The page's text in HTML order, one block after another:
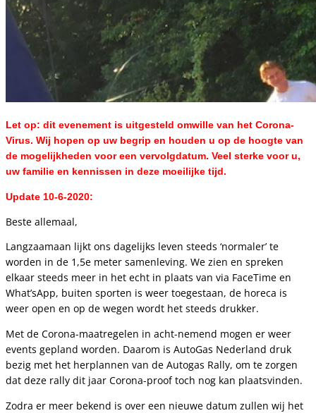
Let op: dit evenement is uitgesteld omwille van het Corona-
Virus. Wij hopen op uw begrip en houden u op de hoogte van
de mogelijkheden voor een vervolgdatum. Veel sterke voor u,
uw familie en kennissen in deze moeilijke tijd.
Update 10-6-2020:
Beste allemaal,
Langzaamaan lijkt ons dagelijks leven steeds ‘normaler’ te
worden in de 1,5e meter samenleving. We zien en spreken
elkaar steeds meer in het echt in plaats van via FaceTime en
What’sApp, buiten sporten is weer toegestaan, de horeca is
weer open en op de wegen wordt het steeds drukker.
Met de Corona-maatregelen in acht-nemend mogen er weer
events gepland worden. Daarom is AutoGas Nederland druk
bezig met het herplannen van de Autogas Rally, om te zorgen
dat deze rally dit jaar Corona-proof toch nog kan plaatsvinden.
Zodra er meer bekend is over een nieuwe datum zullen wij het